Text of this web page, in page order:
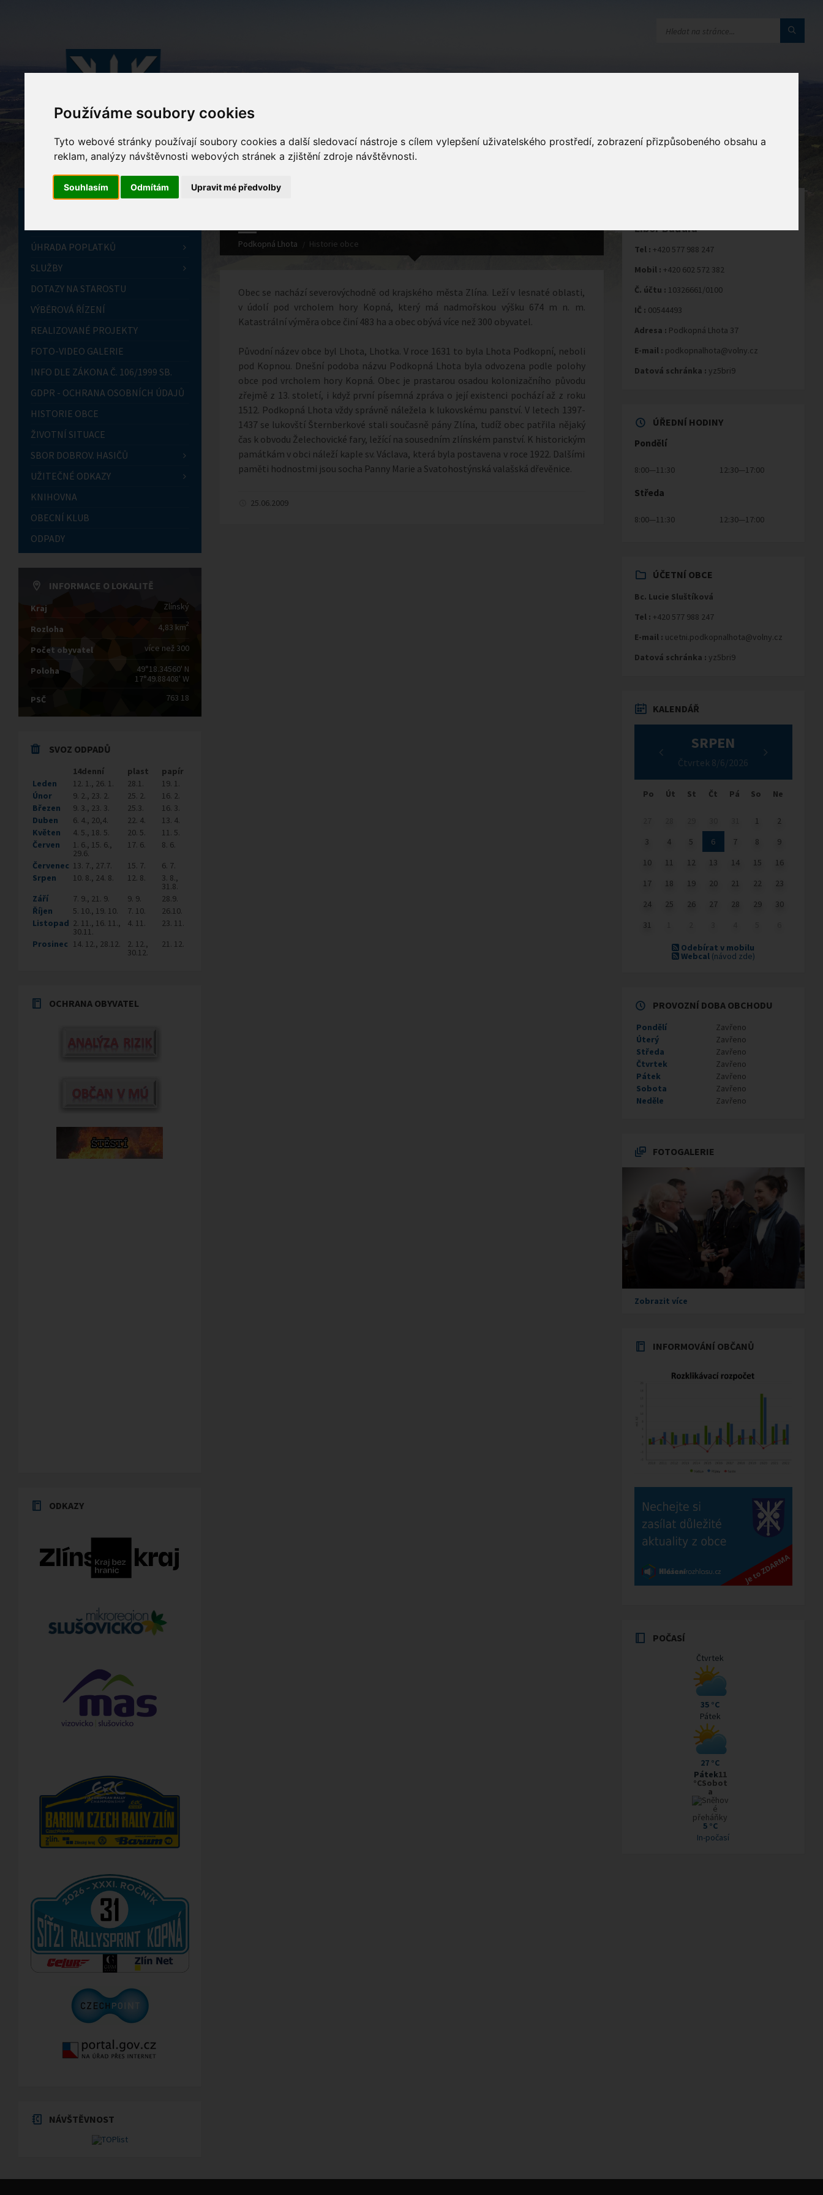
Používáme soubory cookies
Tyto webové stránky používají soubory cookies a další sledovací nástroje s cílem vylepšení uživatelského prostředí, zobrazení přizpůsobeného obsahu a
reklam, analýzy návštěvnosti webových stránek a zjištění zdroje návštěvnosti.
Souhlasím Odmítám Upravit mé předvolby
Podkopná Lhota Historie obce
Obec se nachází severovýchodně od krajského města Zlína. Leží v lesnaté oblasti,
v údolí pod vrcholem hory Kopná, který má nadmořskou výšku 674 m n. m.
Katastrální výměra obce činí 483 ha a obec obývá více než 300 obyvatel.
Původní název obce byl Lhota, Lhotka. V roce 1631 to byla Lhota Podkopní, neboli
pod Kopnou. Dnešní podoba názvu Podkopná Lhota byla odvozena podle polohy
obce pod vrcholem hory Kopná. Obec je prastarou osadou kolonizačního původu
zřejmě z 13. století, i když první písemná zpráva o její existenci pochází až z roku
1512. Podkopná Lhota vždy správně náležela k lukovskému panství. V letech 1397-
1437 se lukovští Šternberkové stali současně pány Zlína, tudíž obec patřila nějaký
čas k obvodu Želechovické fary, ležící na sousedním zlínském panství. K historickým
památkám v obci náleží kaple sv. Václava, která byla postavena v roce 1922. Dalšími
paměti hodnostmi jsou socha Panny Marie a Svatohostýnská valašská dřevěnice.
25.06.2009
ÚHRADA POPLATKŮ
SLUŽBY
DOTAZY NA STAROSTU
VÝBĚROVÁ ŘÍZENÍ
REALIZOVANÉ PROJEKTY
FOTO-VIDEO GALERIE
INFO DLE ZÁKONA Č. 106/1999 SB.
GDPR - OCHRANA OSOBNÍCH ÚDAJŮ
HISTORIE OBCE
ŽIVOTNÍ SITUACE
SBOR DOBROV. HASIČŮ
UŽITEČNÉ ODKAZY
KNIHOVNA
OBECNÍ KLUB
ODPADY
INFORMACE O LOKALITĚ
Kraj Zlínský
Rozloha 4,83 km2
Počet obyvatel více než 300
Poloha
49°18.34560' N
17°49.88408' W
PSČ
763 18
SVOZ ODPADŮ
14denní plast
papír
Leden
12. 1., 26. 1. 28.1.
19. 1.
Únor
9. 2., 23. 2. 25. 2.
16. 2.
Březen
9. 3., 23. 3. 25.3.
16. 3.
Duben
6. 4., 20,4. 22. 4.
13. 4.
Květen
4. 5., 18. 5. 20. 5.
11. 5.
Červen
1. 6., 15. 6.,
29.6.
17. 6.
8. 6.
Červenec 13. 7., 27.7. 15. 7.
6. 7.
Srpen
10. 8., 24. 8. 12. 8. 3. 8.,
31.8.
Září
7. 9., 21. 9. 9. 9.
28.9.
Říjen
5. 10., 19. 10. 7. 10.
26.10.
Listopad 2. 11., 16. 11.,
30.11.
4. 11.
23. 11.
Prosinec 14. 12., 28.12. 2. 12.,
30.12.
21. 12.
OCHRANA OBYVATEL
ODKAZY
NÁVŠTĚVNOST
Libor Baďura
Tel : +420 577 988 247
Mobil : +420 602 572 382
Č. účtu : 10326661/0100
IČ : 00544493
Adresa : Podkopná Lhota 37
E-mail : podkopnalhota@volny.cz
Datová schránka : yz5bri9
ÚŘEDNÍ HODINY
Pondělí
8:00—11:30 12:30—17:00
Středa
8:00—11:30 12:30—17:00
ÚČETNÍ OBCE
Bc. Lucie Sluštíková
Tel : +420 577 988 247
E-mail : ucetni.podkopnalhota@volny.cz
Datová schránka : yz5bri9
KALENDÁŘ
SRPEN
Čtvrtek 8/6/2026
Po Út St Čt Pá So Ne
1
2
3
4 5 6 7 8
9
10
11 12 13 14 15
16
17
18 19 20 21 22
23
24
25 26 27 28 29
30
31
Odebírat v mobilu
Webcal (návod zde)
PROVOZNÍ DOBA OBCHODU
Pondělí
Zavřeno
Úterý
Zavřeno
Středa
Zavřeno
Čtvrtek
Zavřeno
Pátek
Zavřeno
Sobota
Zavřeno
Neděle
Zavřeno
FOTOGALERIE
Zobrazit více
INFORMOVÁNÍ OBČANŮ
POČASÍ
Čtvrtek
35 °C
Pátek
27 °C
Pátek11
°CSobot
a
5 °C
In-počasí